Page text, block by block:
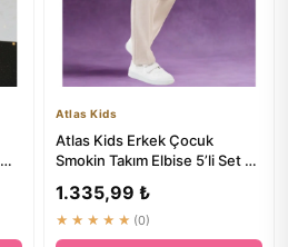
Atlas Kids
Atlas Kids Erkek Çocuk
Smokin Takım Elbise 5’li Set -
1.335,99 ₺
★★★★★ (0)